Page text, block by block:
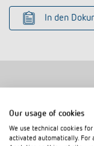
In den
Our usage of cookies
We use technical cookies
activated automatically. For